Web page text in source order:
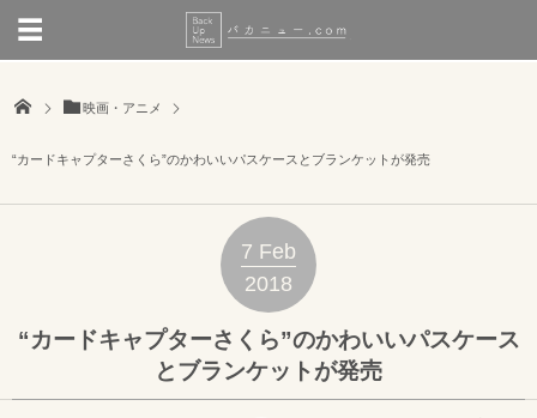
映画・アニメ
“カードキャプターさくら”のかわいいパスケースとブランケットが発売
7 Feb
2018
“カードキャプターさくら”のかわいいパスケース
とブランケットが発売